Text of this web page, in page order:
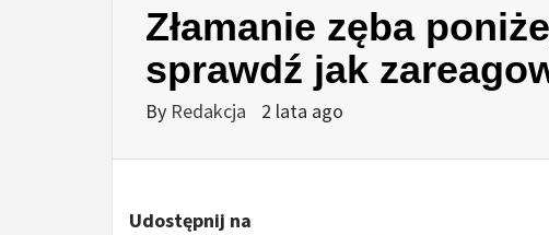
Złamanie zęba
sprawdź jak
By Redakcja 2 lata ago
Udostępnij na